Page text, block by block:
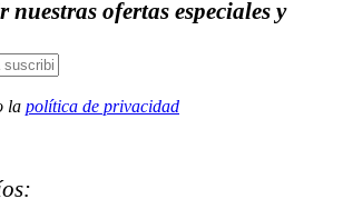
nuestras ofertas especiales y
la política de privacidad